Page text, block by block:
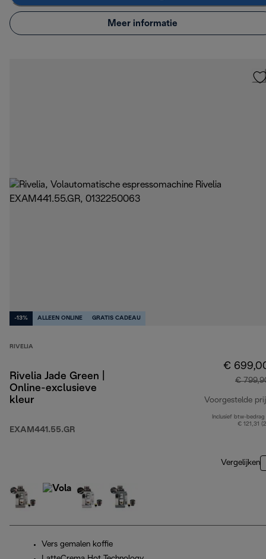
Meer informatie
-13% ALLEEN ONLINE GRATIS CADEAU
RIVELIA
Rivelia Jade Green |
Online-exclusieve
kleur
EXAM441.55.GR
€
€
Voorgestelde
Inclusief btw-bedrag
€ 121,31
Vergelijken
Vers gemalen koffie